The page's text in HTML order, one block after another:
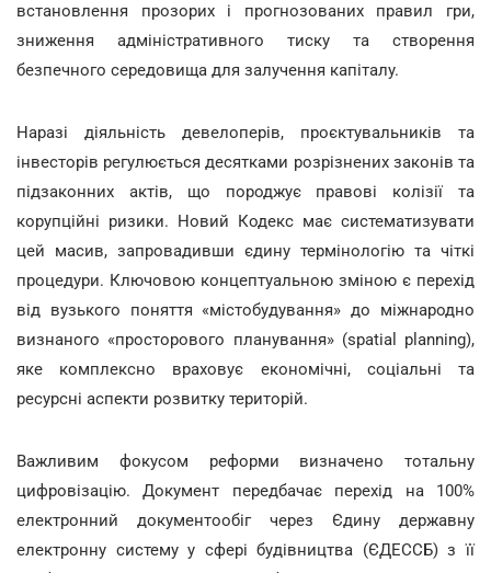
встановлення прозорих і прогнозованих правил гри,
зниження адміністративного тиску та створення
безпечного середовища для залучення капіталу.
Наразі діяльність девелоперів, проєктувальників та
інвесторів регулюється десятками розрізнених законів та
підзаконних актів, що породжує правові колізії та
корупційні ризики. Новий Кодекс має систематизувати
цей масив, запровадивши єдину термінологію та чіткі
процедури. Ключовою концептуальною зміною є перехід
від вузького поняття «містобудування» до міжнародно
визнаного «просторового планування» (spatial planning),
яке комплексно враховує економічні, соціальні та
ресурсні аспекти розвитку територій.
Важливим фокусом реформи визначено тотальну
цифровізацію. Документ передбачає перехід на 100%
електронний документообіг через Єдину державну
електронну систему у сфері будівництва (ЄДЕССБ) з її